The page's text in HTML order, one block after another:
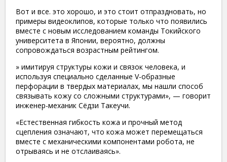
Вот и все. это хорошо, и это стоит отпраздновать, но
примеры видеоклипов, которые только что появились
вместе с новым исследованием команды Токийского
университета в Японии, вероятно, должны
сопровождаться возрастным рейтингом.
» имитируя структуры кожи и связок человека, и
используя специально сделанные V-образные
перфорации в твердых материалах, мы нашли способ
связывать кожу со сложными структурами», — говорит
инженер-механик Сёдзи Такеучи.
«Естественная гибкость кожа и прочный метод
сцепления означают, что кожа может перемещаться
вместе с механическими компонентами робота, не
отрываясь и не отслаиваясь».